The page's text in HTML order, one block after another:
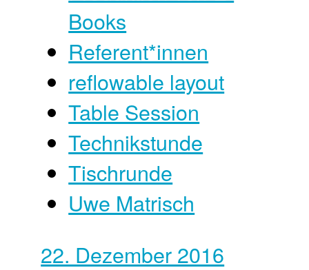
Books
Referent*innen
reflowable layout
Table Session
Technikstunde
Tischrunde
Uwe Matrisch
22. Dezember 2016